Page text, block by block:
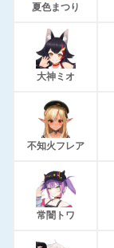
夏色まつり
大神ミオ
不知火フレア
常闇トワ